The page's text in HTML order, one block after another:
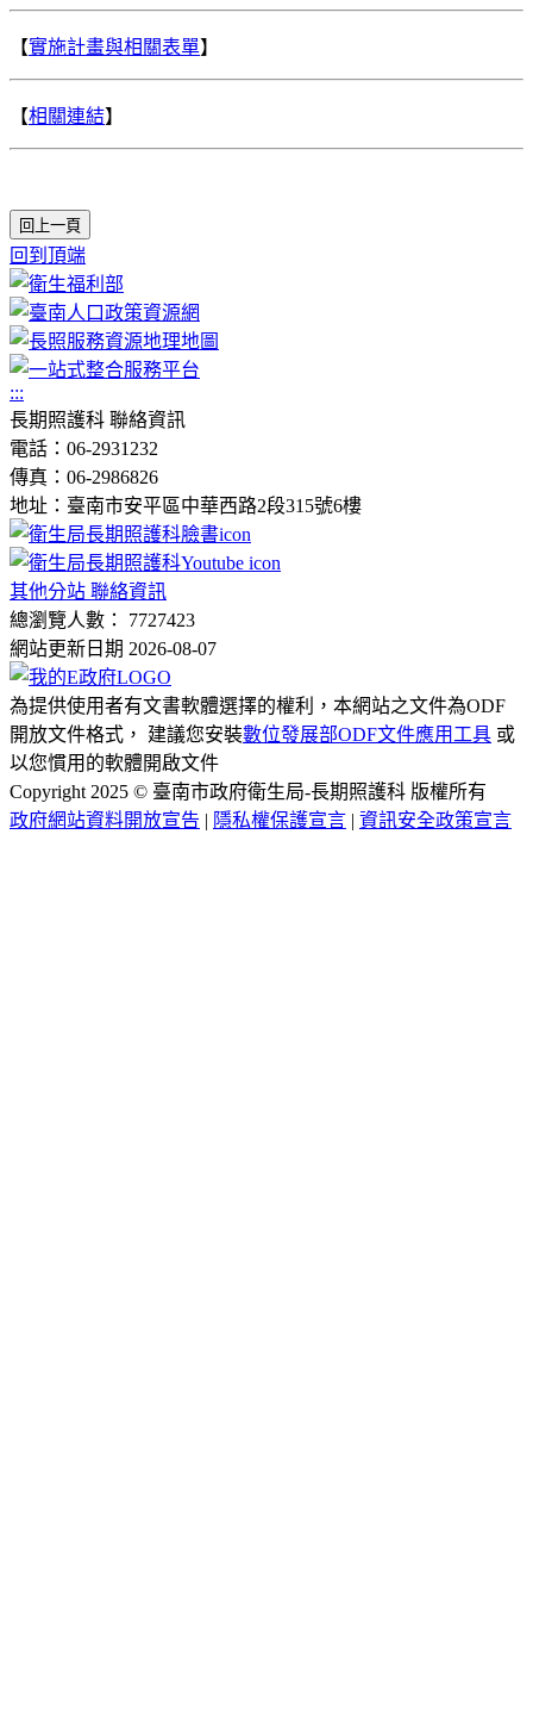
【實施計畫與相關表單】
【相關連結】
回上一頁
回到頂端
:::
長期照護科 聯絡資訊
電話：06-2931232
傳真：06-2986826
地址：臺南市安平區中華西路2段315號6樓
其他分站 聯絡資訊
總瀏覽人數： 7727423
網站更新日期 2026-08-07
為提供使用者有文書軟體選擇的權利，本網站之文件為ODF
開放文件格式， 建議您安裝數位發展部ODF文件應用工具 或
以您慣用的軟體開啟文件
Copyright 2025 © 臺南市政府衛生局-長期照護科 版權所有
政府網站資料開放宣告 | 隱私權保護宣言 | 資訊安全政策宣言